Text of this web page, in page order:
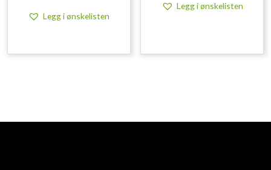
Legg i ønskelisten
Legg i ønskelisten